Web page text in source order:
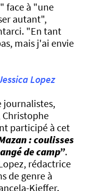
face à "une
autant",
"En tant
mais j'ai envie
Lopez
journalistes,
Christophe
participé à cet
: coulisses
de camp”.
rédactrice
de genre à
Kieffer.